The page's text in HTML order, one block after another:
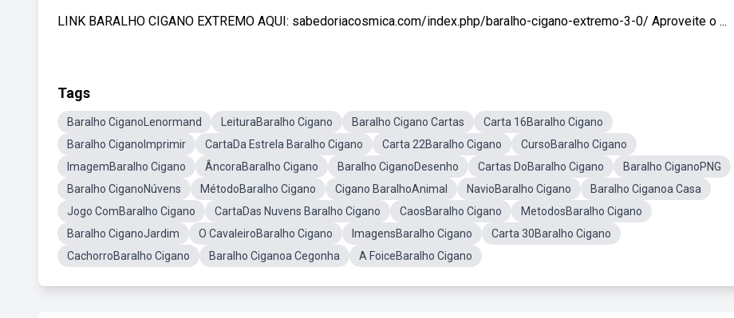
LINK BARALHO CIGANO EXTREMO AQUI: sabedoriacosmica.com/index.php/baralho-cigano-extremo-3-0/ Aproveite o ...
Tags
Baralho CiganoLenormand LeituraBaralho Cigano Baralho Cigano Cartas
Carta 16Baralho Cigano
Baralho CiganoImprimir
CartaDa Estrela Baralho Cigano Carta 22Baralho Cigano
CursoBaralho Cigano
ImagemBaralho Cigano
ÂncoraBaralho Cigano Baralho CiganoDesenho Cartas DoBaralho Cigano
Baralho CiganoPNG
Baralho CiganoNúvens
MétodoBaralho Cigano Cigano BaralhoAnimal NavioBaralho Cigano
Baralho Ciganoa Casa
Jogo ComBaralho Cigano
CartaDas Nuvens Baralho Cigano CaosBaralho Cigano
MetodosBaralho Cigano
Baralho CiganoJardim
O CavaleiroBaralho Cigano ImagensBaralho Cigano
Carta 30Baralho Cigano
CachorroBaralho Cigano
Baralho Ciganoa Cegonha A FoiceBaralho Cigano